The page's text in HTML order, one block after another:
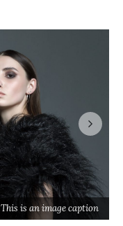
This is an image caption